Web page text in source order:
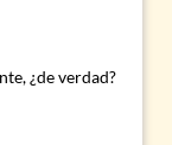
¿de verdad?